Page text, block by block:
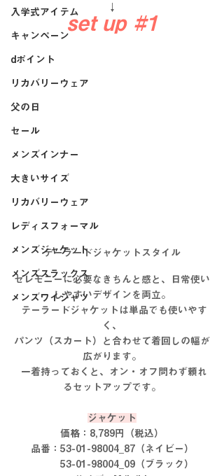
入学式アイテム
キャンペーン
dポイント
リカバリーウェア
父の日
セール
メンズインナー
大きいサイズ
リカバリーウェア
レディスフォーマル
メンズジャケット
メンズスラックス
メンズワイシャツ
↓
set up #1
テーラードジャケットスタイル
セレモニーに必要なきちんと感と、日常使い
しやすいデザインを両立。
く、
パンツ（スカート）と合わせて着回しの幅が
広がります。
るセットアップです。
ジャケット
価格：8,789円（税込）
品番：53-01-98004_87（ネイビー）
53-01-98004_09（ブラック）